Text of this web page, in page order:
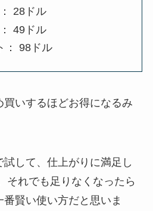
28ドル
49ドル
： 98ドル
買いするほどお得になるみ
試して、仕上がりに満足し
それでも足りなくなったら
賢い使い方だと思いま